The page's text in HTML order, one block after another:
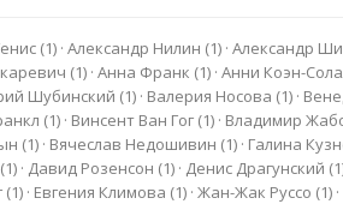
(1) ·Александр Нилин (1) ·Александр
(1) ·Анна Франк (1) ·Анни Коэн-
Шубинский (1) · Валерия Носова (1) ·
(1) · Винсент Ван Гог (1) · Владимир
(1) · Вячеслав Недошивин (1) · Галина
(1) · Давид Розенсон (1) · Денис Драгунский
(1) · Евгения Климова (1) ·Жан-Жак Руссо (1) ·